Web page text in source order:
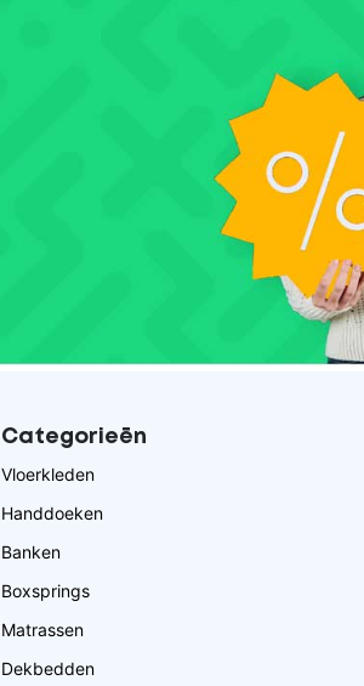
Categorieēn
Vloerkleden
Handdoeken
Banken
Boxsprings
Matrassen
Dekbedden